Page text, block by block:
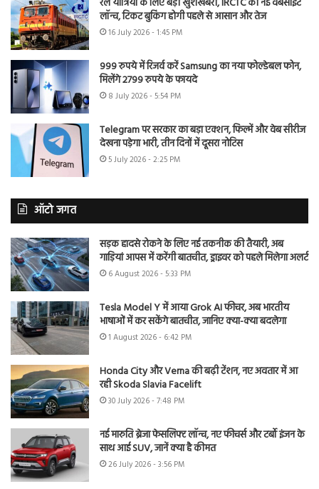
लॉन्च, टिकट बुकिंग होगी पहले से आसान और तेज
16 July 2026 - 1:45 PM
999 रुपये में रिजर्व करें Samsung का नया फोल्डेबल फोन,
मिलेंगे 2799 रुपये के फायदे
8 July 2026 - 5:54 PM
Telegram पर सरकार का बड़ा एक्शन, फिल्में और वेब सीरीज
देखना पड़ेगा भारी, तीन दिनों में दूसरा नोटिस
5 July 2026 - 2:25 PM
ऑटो जगत
सड़क हादसे रोकने के लिए नई तकनीक की तैयारी, अब
गाड़ियां आपस में करेंगी बातचीत, ड्राइवर को पहले मिलेगा अलर्ट
6 August 2026 - 5:33 PM
Tesla Model Y में आया Grok AI फीचर, अब भारतीय
भाषाओं में कर सकेंगे बातचीत, जानिए क्या-क्या बदलेगा
1 August 2026 - 6:42 PM
Honda City और Verna की बढ़ी टेंशन, नए अवतार में आ
रही Skoda Slavia Facelift
30 July 2026 - 7:48 PM
नई मारुति ब्रेजा फेसलिफ्ट लॉन्च, नए फीचर्स और टर्बो इंजन के
साथ आई SUV, जानें क्या है कीमत
26 July 2026 - 3:56 PM